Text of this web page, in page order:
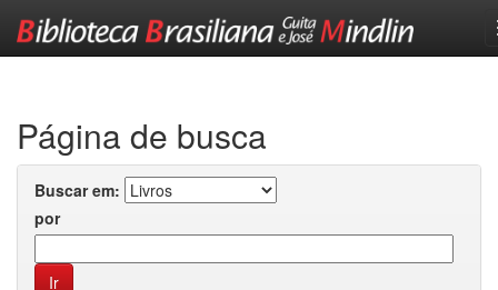
Página de busca
Buscar em:
por